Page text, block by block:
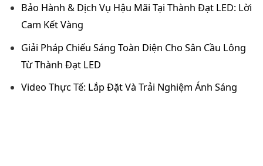
Bảo Hành & Dịch Vụ Hậu Mãi Tại Thành Đạt LED: Lời
Cam Kết Vàng
Giải Pháp Chiếu Sáng Toàn Diện Cho Sân Cầu Lông
Từ Thành Đạt LED
Video Thực Tế: Lắp Đặt Và Trải Nghiệm Ánh Sáng